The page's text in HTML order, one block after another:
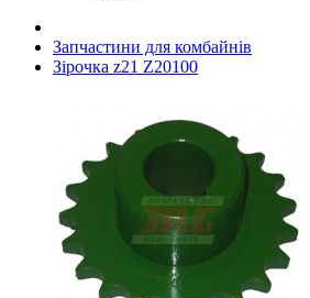
Запчастини для комбайнів
Зірочка z21 Z20100